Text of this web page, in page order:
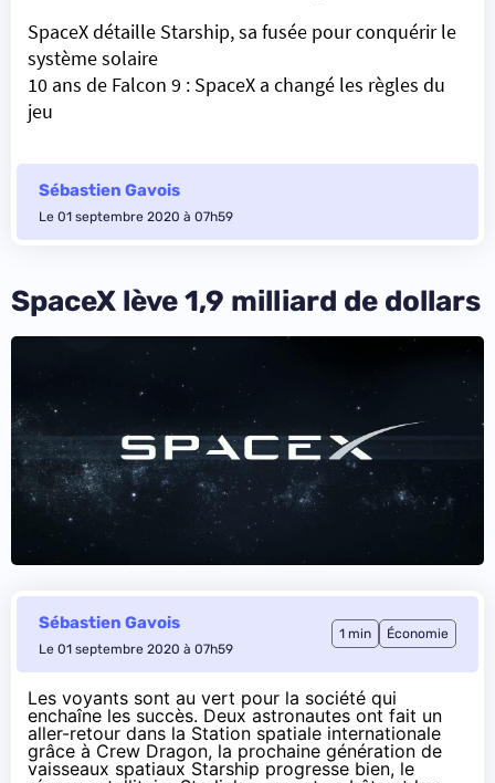
SpaceX détaille Starship, sa fusée pour conquérir le
système solaire
10 ans de Falcon 9 : SpaceX a changé les règles du
jeu
Sébastien Gavois
Le 01 septembre 2020 à 07h59
SpaceX lève 1,9 milliard de dollars
Sébastien Gavois
Le 01 septembre 2020 à 07h59
1 min Économie
Les voyants sont au vert pour la société qui
enchaîne les succès. Deux astronautes ont fait un
aller-retour dans la Station spatiale internationale
grâce à Crew Dragon, la prochaine génération de
vaisseaux spatiaux Starship progresse bien, le